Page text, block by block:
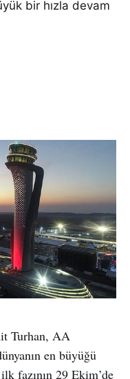
bir hızla devam
Turhan, AA
en büyüğü
fazının 29 Ekim’de